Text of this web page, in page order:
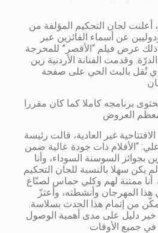
أعلنت لجان التحكيم المؤلفة من
عن أسماء الفائزين عبر
عرض فيلم “الأقصر” للمخرجة
الدرّة. وقدمت الفنانة الأردنية زين
نُقل بالبث الحي على صفحة
برنامجه كاملا كما كان مقررا
غير العادية، قالت رئيسة
“الأفلام ذات جودة عالية ضمن
بجوائز السوسنة السوداء، وأنا
لم يكن سهلا بالنسبة للجان التحكيم
أنا ممتنة لهم وكلي حماس لصنّاع
هذا المهرجان وأنشطته، وأعتزّ
من إتمام هذا الحدث بسلاسة.
خير دليل على مدى أهمية الوصول